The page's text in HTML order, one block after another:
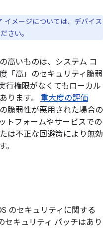
イメージについては、デバイス
さい。
高いものは、システム コ
「高」のセキュリティ脆弱
行権限がなくてもローカル
ります。 重大度の評価
脆弱性が悪用された場合の
トフォームやサービスでの
は不正な回避策により無効
のセキュリティに関する
セキュリティ パッチはあり